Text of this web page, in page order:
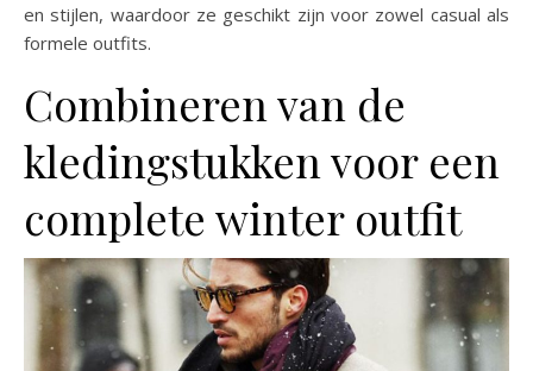
en stijlen, waardoor ze geschikt zijn voor zowel casual als
formele outfits.
Combineren van de
kledingstukken voor een
complete winter outfit